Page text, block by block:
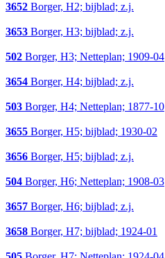
3652 Borger, H2; bijblad; z.j.
3653 Borger, H3; bijblad; z.j.
502 Borger, H3; Netteplan; 1909-04
3654 Borger, H4; bijblad; z.j.
503 Borger, H4; Netteplan; 1877-10
3655 Borger, H5; bijblad; 1930-02
3656 Borger, H5; bijblad; z.j.
504 Borger, H6; Netteplan; 1908-03
3657 Borger, H6; bijblad; z.j.
3658 Borger, H7; bijblad; 1924-01